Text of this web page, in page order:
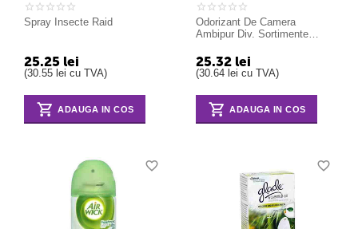
Spray Insecte Raid
25.25 lei
(30.55 lei cu TVA)
ADAUGA IN COS
Odorizant De Camera
Ambipur Div. Sortimente
25.32 lei
(30.64 lei cu TVA)
ADAUGA IN COS